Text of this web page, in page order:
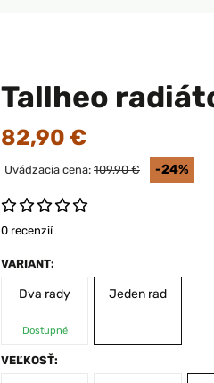
Tallheo
82,90 €
Uvádzacia cena: 109,90 € -24%
0 recenzií
VARIANT:
Dva rady
Dostupné
Jeden rad
VEĽKOSŤ: